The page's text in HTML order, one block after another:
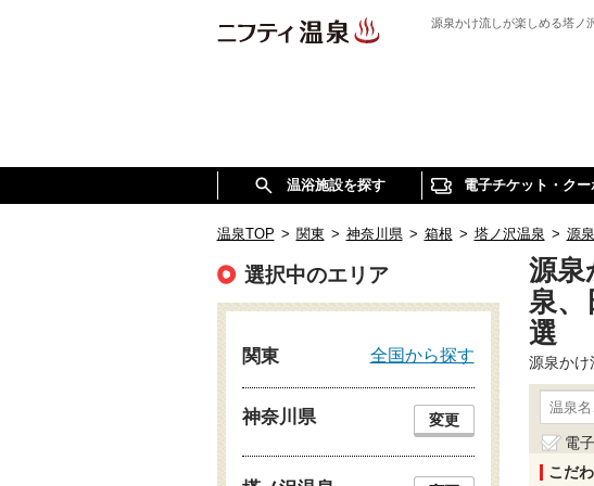
源泉かけ流しが楽しめる塔ノ
温浴施設を探す 電子チケット・クー
温泉TOP > 関東 > 神奈川県 > 箱根 > 塔ノ沢温泉 > 源
源泉
泉、
選
源泉かけ
電
こだ
選択中のエリア
関東 全国から探す
神奈川県 変更